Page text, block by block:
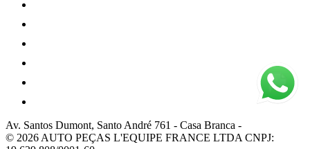
Av. Santos Dumont, Santo André 761 - Casa Branca -
© 2026 AUTO PEÇAS L'EQUIPE FRANCE LTDA CNPJ: